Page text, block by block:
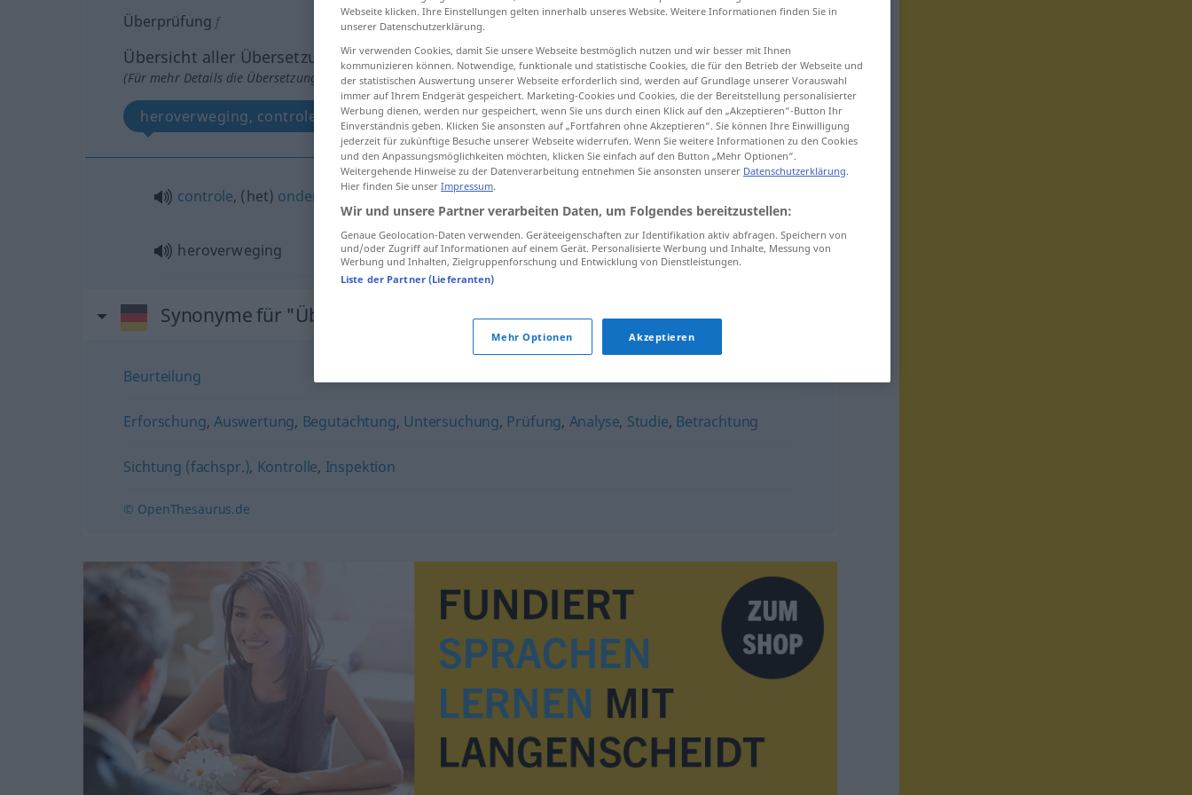
Überprüfung f
Übersicht aller Übersetzungen
(Für mehr Details die Übersetzung anklicken/antippen)
heroverweging, controle, onderzoek
controle, (het) onderzoek
heroverweging Überprüfung
Synonyme für "Überprüfung"
Beurteilung
Erforschung, Auswertung, Begutachtung, Untersuchung, Prüfung, Analyse, Studie, Betrachtung
Sichtung (fachspr.), Kontrolle, Inspektion
© OpenThesaurus.de
Webseite klicken. Ihre Einstellungen gelten innerhalb unseres Website. Weitere Informationen finden Sie in
unserer Datenschutzerklärung.
Wir verwenden Cookies, damit Sie unsere Webseite bestmöglich nutzen und wir besser mit Ihnen
kommunizieren können. Notwendige, funktionale und statistische Cookies, die für den Betrieb der Webseite und
der statistischen Auswertung unserer Webseite erforderlich sind, werden auf Grundlage unserer Vorauswahl
immer auf Ihrem Endgerät gespeichert. Marketing-Cookies und Cookies, die der Bereitstellung personalisierter
Werbung dienen, werden nur gespeichert, wenn Sie uns durch einen Klick auf den „Akzeptieren“-Button Ihr
Einverständnis geben. Klicken Sie ansonsten auf „Fortfahren ohne Akzeptieren“. Sie können Ihre Einwilligung
jederzeit für zukünftige Besuche unserer Webseite widerrufen. Wenn Sie weitere Informationen zu den Cookies
und den Anpassungsmöglichkeiten möchten, klicken Sie einfach auf den Button „Mehr Optionen“.
Weitergehende Hinweise zu der Datenverarbeitung entnehmen Sie ansonsten unserer Datenschutzerklärung.
Hier finden Sie unser Impressum.
Wir und unsere Partner verarbeiten Daten, um Folgendes bereitzustellen:
Genaue Geolocation-Daten verwenden. Geräteeigenschaften zur Identifikation aktiv abfragen. Speichern von
und/oder Zugriff auf Informationen auf einem Gerät. Personalisierte Werbung und Inhalte, Messung von
Werbung und Inhalten, Zielgruppenforschung und Entwicklung von Dienstleistungen.
Liste der Partner (Lieferanten)
Mehr Optionen Akzeptieren